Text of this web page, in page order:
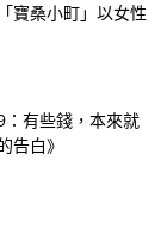
寶桑小町」以女性
：有些錢，本來就
白》